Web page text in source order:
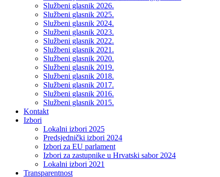
Službeni glasnik 2026.
Službeni glasnik 2025.
Službeni glasnik 2024.
Službeni glasnik 2023.
Službeni glasnik 2022.
Službeni glasnik 2021.
Službeni glasnik 2020.
Službeni glasnik 2019.
Službeni glasnik 2018.
Službeni glasnik 2017.
Službeni glasnik 2016.
Službeni glasnik 2015.
Kontakt
Izbori
Lokalni izbori 2025
Predsjednički izbori 2024
Izbori za EU parlament
Izbori za zastupnike u Hrvatski sabor 2024
Lokalni izbori 2021
Transparentnost